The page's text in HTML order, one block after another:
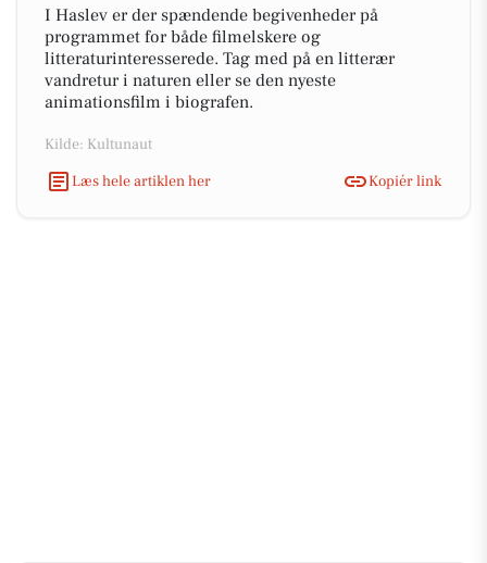
I Haslev er der spændende begivenheder på
programmet for både filmelskere og
litteraturinteresserede. Tag med på en litterær
vandretur i naturen eller se den nyeste
animationsfilm i biografen.
Kilde: Kultunaut
Læs hele artiklen her
Kopiér link